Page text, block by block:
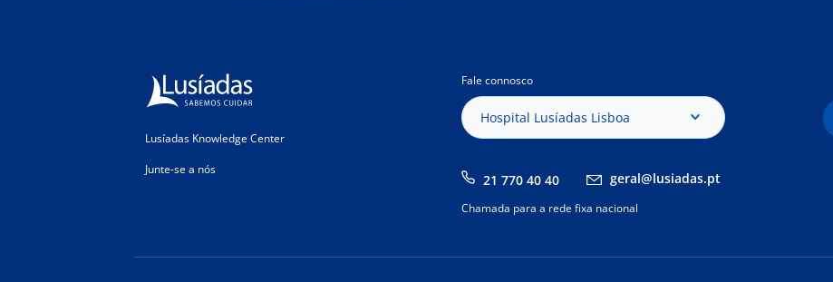
Lusíadas Knowledge Center
Junte-se a nós
Fale connosco
Hospital Lusíadas Lisboa
21 770 40 40 geral@lusiadas.pt
Chamada para a rede fixa nacional